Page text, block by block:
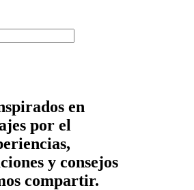
en
por el
y consejos
compartir.